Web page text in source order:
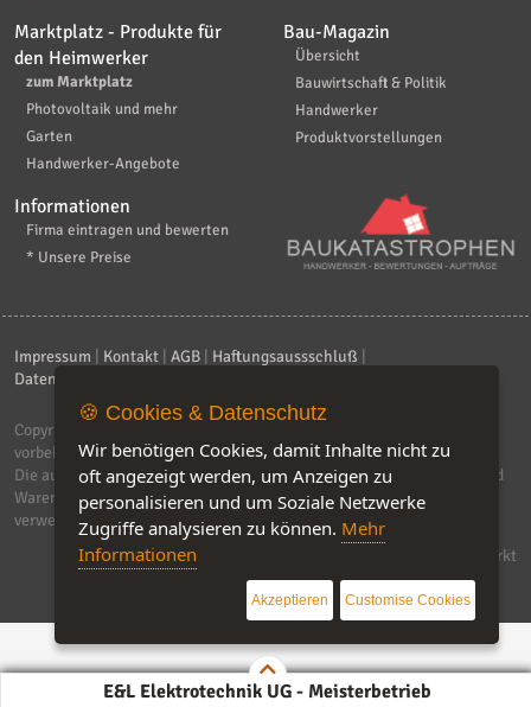
E&L Elektrotechnik UG - Meisterbetrieb
Marktplatz - Produkte für
den Heimwerker
zum Marktplatz
Photovoltaik und mehr
Garten
Handwerker-Angebote
Bau-Magazin
Übersicht
Bauwirtschaft & Politik
Handwerker
Produktvorstellungen
Informationen
Firma eintragen und bewerten
* Unsere Preise
Impressum Kontakt AGB Haftungsaussschluß
Datenschutzerklärung
Copyright © 2026
vorbehalten.
Die auf dieser Seite verwendeten Produktbezeichnungen, Namen und
Warenzeichen sind Eigentum der jeweiligen Firmen. Unser Portal
verwendet Affiliat-Links, für dir wir Geld erhalten.
Software by IQ-Markt
🍪 Cookies & Datenschutz
Wir benötigen Cookies, damit Inhalte nicht zu
oft angezeigt werden, um Anzeigen zu
personalisieren und um Soziale Netzwerke
Zugriffe analysieren zu können. Mehr
Informationen
Akzeptieren Customise Cookies